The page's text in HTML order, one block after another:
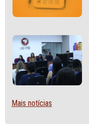
Mais notícias